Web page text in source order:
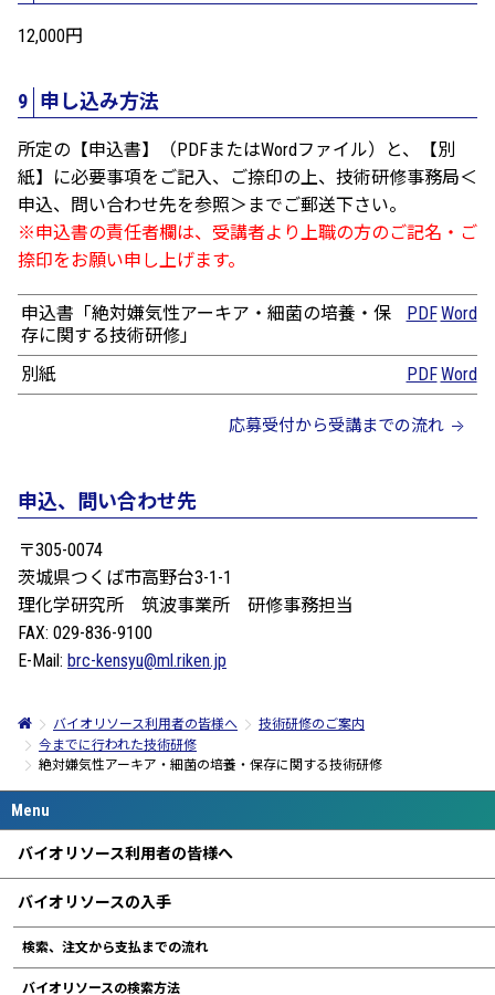
バイオリソース利用者の皆様へ
バイオリソースの入手
検索、注文から支払までの流れ
バイオリソースの検索方法
12,000円
9 申し込み方法
所定の【申込書】（PDFまたはWordファイル）と、【別
紙】に必要事項をご記入、ご捺印の上、技術研修事務局＜
申込、問い合わせ先を参照＞までご郵送下さい。
※申込書の責任者欄は、受講者より上職の方のご記名・ご
捺印をお願い申し上げます。
申込書「絶対嫌気性アーキア・細菌の培養・保
存に関する技術研修」
PDFWord
別紙 PDFWord
応募受付から受講までの流れ
申込、問い合わせ先
〒305-0074
茨城県つくば市高野台3-1-1
理化学研究所 筑波事業所 研修事務担当
FAX: 029-836-9100
E-Mail: brc-kensyu@ml.riken.jp
バイオリソース利用者の皆様へ
技術研修のご案内
今までに行われた技術研修
絶対嫌気性アーキア・細菌の培養・保存に関する技術研修